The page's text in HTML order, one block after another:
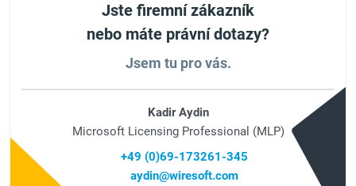
Jste firemní zákazník
nebo máte právní dotazy?
Jsem tu pro vás.
Kadir Aydin
Microsoft Licensing Professional (MLP)
+49 (0)69-173261-345
aydin@wiresoft.com